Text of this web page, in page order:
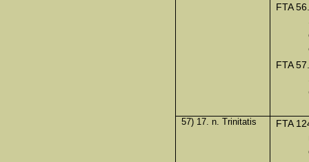
FTA 56.
FTA 57.
57) 17. n. Trinitatis
FTA